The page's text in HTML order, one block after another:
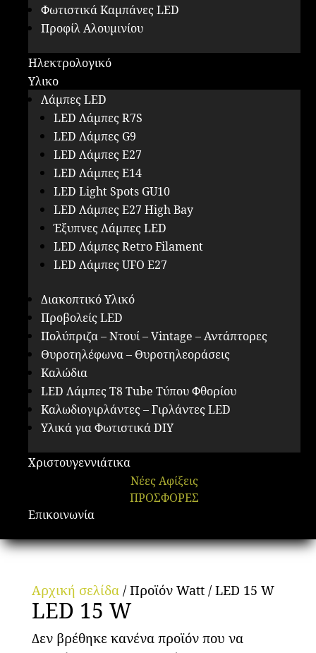
Φωτιστικά Καμπάνες LED
Προφίλ Αλουμινίου
Ηλεκτρολογικό
Υλικο
Λάμπες LED
LED Λάμπες R7S
LED Λάμπες G9
LED Λάμπες E27
LED Λάμπες E14
LED Light Spots GU10
LED Λάμπες E27 High Bay
Έξυπνες Λάμπες LED
LED Λάμπες Retro Filament
LED Λάμπες UFO E27
Διακοπτικό Υλικό
Προβολείς LED
Πολύπριζα – Ντουί – Vintage – Αντάπτορες
Θυροτηλέφωνα – Θυροτηλεοράσεις
Καλώδια
LED Λάμπες Τ8 Tube Τύπου Φθορίου
Καλωδιογιρλάντες – Γιρλάντες LED
Υλικά για Φωτιστικά DIY
Χριστουγεννιάτικα
Νέες Αφίξεις
ΠΡΟΣΦΟΡΕΣ
Επικοινωνία
Αρχική σελίδα/ Προϊόν Watt / LED 15 W
LED 15 W
Δεν βρέθηκε κανένα προϊόν που να